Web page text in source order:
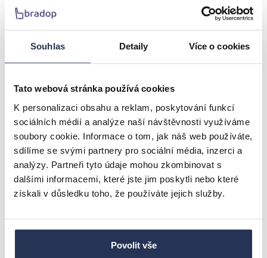
Souhlas Detaily Více o cookies
Tato webová stránka používá cookies
K personalizaci obsahu a reklam, poskytování funkcí
sociálních médií a analýze naší návštěvnosti využíváme
soubory cookie. Informace o tom, jak náš web používáte,
sdílíme se svými partnery pro sociální média, inzerci a
analýzy. Partneři tyto údaje mohou zkombinovat s
dalšími informacemi, které jste jim poskytli nebo které
získali v důsledku toho, že používáte jejich služby.
Povolit vše
Jídelní stůl PRINCE 150x90x75 černý/chrom
5.382 Kč
skladem u dodavatele
Detail
DOPRAVA ZDARMA
AKCE
-6.25%